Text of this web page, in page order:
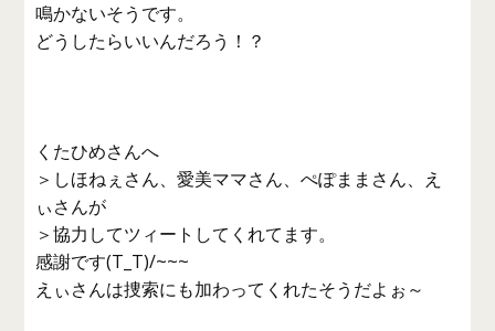
鳴かないそうです。
どうしたらいいんだろう！？
くたひめさんへ
＞しほねぇさん、愛美ママさん、ぺぽままさん、え
ぃさんが
＞協力してツィートしてくれてます。
感謝です(T_T)/~~~
えぃさんは捜索にも加わってくれたそうだよぉ～